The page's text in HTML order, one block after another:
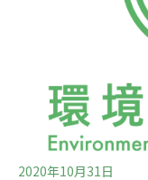
灰蝶就是蛺蝶，蛺
大的一科。」徐堉
時間，一一細數台
形態特徵是前腳特
不但有分布海拔最
2020年10月31日